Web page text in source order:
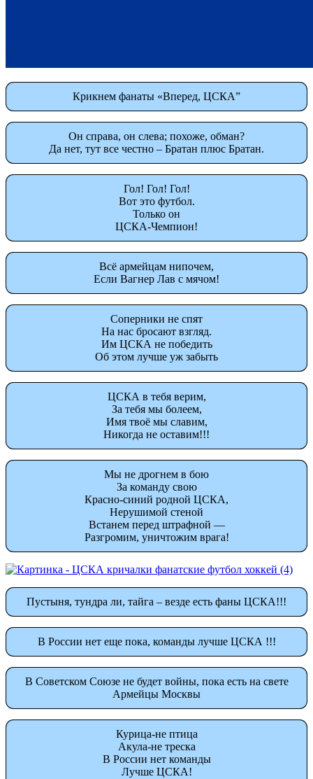
Крикнем фанаты «Вперед, ЦСКА”
Он справа, он слева; похоже, обман?
Да нет, тут все честно – Братан плюс Братан.
Гол! Гол! Гол!
Вот это футбол.
Только он
ЦСКА-Чемпион!
Всё армейцам нипочем,
Если Вагнер Лав с мячом!
Соперники не спят
На нас бросают взгляд.
Им ЦСКА не победить
Об этом лучше уж забыть
ЦСКА в тебя верим,
За тебя мы болеем,
Имя твоё мы славим,
Никогда не оставим!!!
Мы не дрогнем в бою
За команду свою
Красно-синий родной ЦСКА,
Нерушимой стеной
Встанем перед штрафной —
Разгромим, уничтожим врага!
Пустыня, тундра ли, тайга – везде есть фаны ЦСКА!!!
В России нет еще пока, команды лучше ЦСКА !!!
В Советском Союзе не будет войны, пока есть на свете
Армейцы Москвы
Курица-не птица
Акула-не треска
В России нет команды
Лучше ЦСКА!